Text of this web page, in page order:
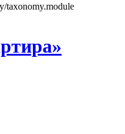
taxonomy.module